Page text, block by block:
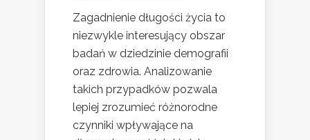
Zagadnienie długości życia to
niezwykle interesujący obszar
badań w dziedzinie demografii
oraz zdrowia. Analizowanie
takich przypadków pozwala
lepiej zrozumieć różnorodne
czynniki wpływające na